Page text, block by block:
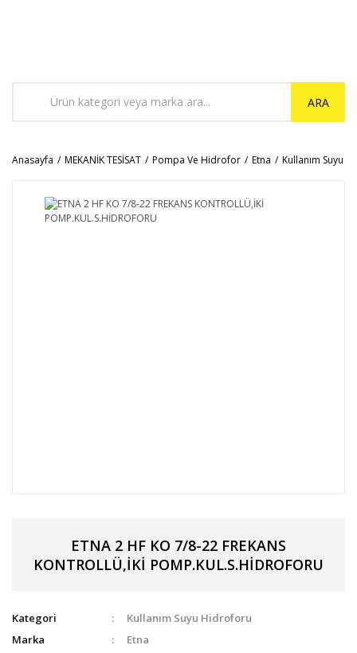
ARA
Anasayfa MEKANİK TESİSAT Pompa Ve Hidrofor Etna Kullanım Suyu
ETNA 2 HF KO 7/8-22 FREKANS
KONTROLLÜ,İKİ POMP.KUL.S.HİDROFORU
Kategori
Kullanım Suyu Hidroforu
Marka
Etna